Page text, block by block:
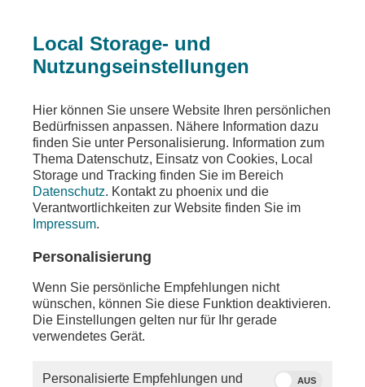
Koalitionsverhandlungen
Auftakt mit den Parteivorsitzenden
Der Auftakt der Koalitiosnverhandlungen am
(CDU-Parteivorsitzender), Markus Söder (CSU-
Parteivorsitzender) und Saskia Esken (SPD-
Parteivorsitzende).
Local Storage- und
Nutzungseinstellungen
Hier können Sie unsere Website Ihren persönlichen
Bedürfnissen anpassen. Nähere Information dazu
finden Sie unter Personalisierung. Information zum
Thema Datenschutz, Einsatz von Cookies, Local
Storage und Tracking finden Sie im Bereich
Datenschutz. Kontakt zu phoenix und die
Verantwortlichkeiten zur Website finden Sie im
Impressum.
Personalisierung
Wenn Sie persönliche Empfehlungen nicht
wünschen, können Sie diese Funktion deaktivieren.
Die Einstellungen gelten nur für Ihr gerade
verwendetes Gerät.
Personalisierte Empfehlungen und
AUS